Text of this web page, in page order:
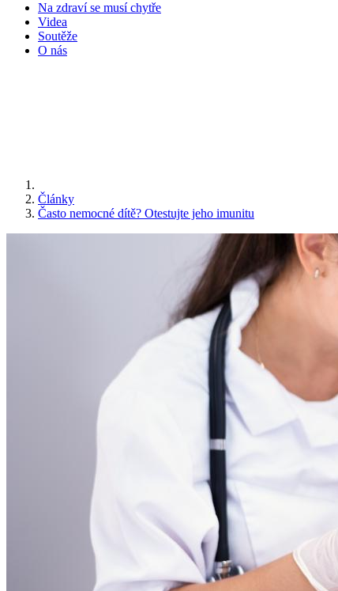
Na zdraví se musí chytře
Videa
Soutěže
O nás
Články
Často nemocné dítě? Otestujte jeho imunitu